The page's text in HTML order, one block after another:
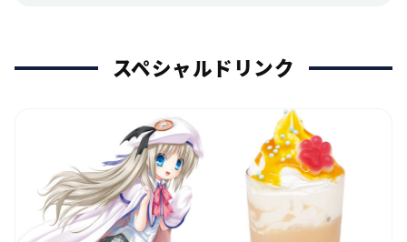
スペシャルドリンク